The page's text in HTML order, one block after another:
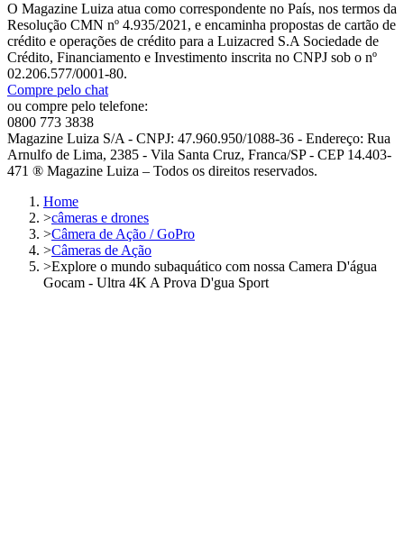
O Magazine Luiza atua como correspondente no País, nos termos da
Resolução CMN nº 4.935/2021, e encaminha propostas de cartão de
crédito e operações de crédito para a Luizacred S.A Sociedade de
Crédito, Financiamento e Investimento inscrita no CNPJ sob o nº
02.206.577/0001-80.
Compre pelo chat
ou compre pelo telefone:
0800 773 3838
Magazine Luiza S/A - CNPJ: 47.960.950/1088-36 - Endereço: Rua
Arnulfo de Lima, 2385 - Vila Santa Cruz, Franca/SP - CEP 14.403-
471 ® Magazine Luiza – Todos os direitos reservados.
Home
>câmeras e drones
>Câmera de Ação / GoPro
>Câmeras de Ação
>Explore o mundo subaquático com nossa Camera D'água
Gocam - Ultra 4K A Prova D'gua Sport